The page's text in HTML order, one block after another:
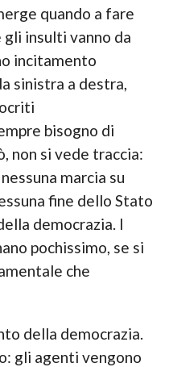
quando a fare
gli insulti vanno da
incitamento
sinistra a destra,
bisogno di
non si vede traccia:
marcia su
fine dello Stato
democrazia. I
pochissimo, se si
che
della democrazia.
gli agenti vengono